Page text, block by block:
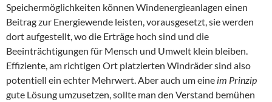
Speichermöglichkeiten können Windenergieanlagen einen
Beitrag zur Energiewende leisten, vorausgesetzt, sie werden
dort aufgestellt, wo die Erträge hoch sind und die
Beeinträchtigungen für Mensch und Umwelt klein bleiben.
Effiziente, am richtigen Ort platzierten Windräder sind also
potentiell ein echter Mehrwert. Aber auch um eine im Prinzip
gute Lösung umzusetzen, sollte man den Verstand bemühen